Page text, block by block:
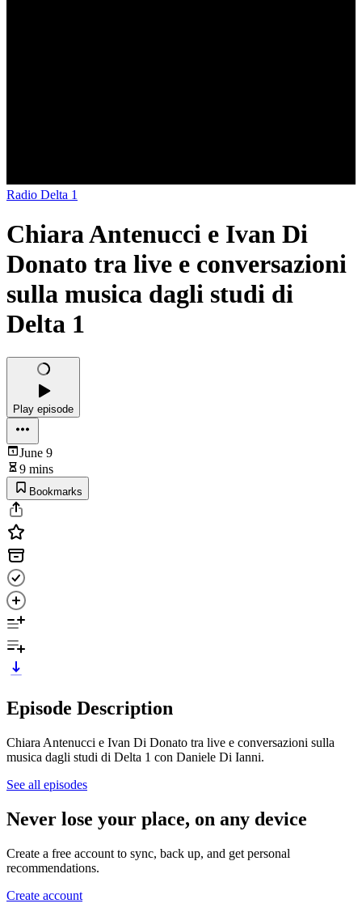
Radio Delta 1
Chiara Antenucci e Ivan Di
Donato tra live e conversazioni
sulla musica dagli studi di
Delta 1
Play episode
June 9
9 mins
Bookmarks
Episode Description
Chiara Antenucci e Ivan Di Donato tra live e conversazioni sulla
musica dagli studi di Delta 1 con Daniele Di Ianni.
See all episodes
Never lose your place, on any device
Create a free account to sync, back up, and get personal
recommendations.
Create account